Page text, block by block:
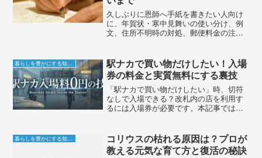
久しぶりに恩師へ手紙を書きたい人向け
に、年賀状・寒中見舞いの使い分け、例
文、住所不明時の対処、郵便料金の注意
暮らしを豊かにする知恵袋
駅ナカで買い物だけしたい！入場
券の料金と実質無料にする裏技
「駅ナカで買い物だけしたい」時、切符
なしで入場できる？改札内の店を利用す
るには入場券が必要です。本記事では入
料がポイント還元などで実質無料になる
お得な裏技も紹介します！
暮らしを豊かにする知恵袋
コリウスの枯れる原因は？プロが
教える元気な育て方と復活の秘訣